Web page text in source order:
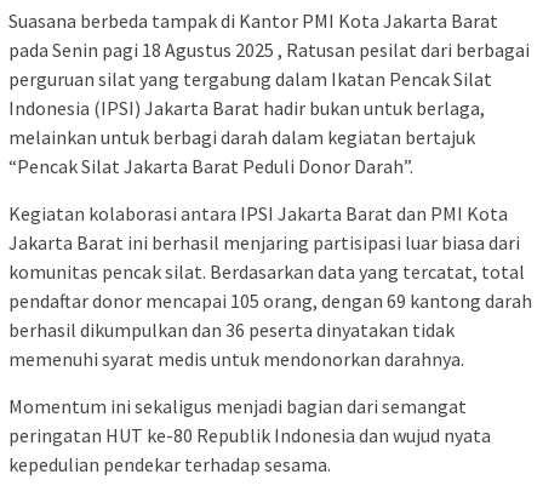
Suasana berbeda tampak di Kantor PMI Kota Jakarta Barat
pada Senin pagi 18 Agustus 2025 , Ratusan pesilat dari berbagai
perguruan silat yang tergabung dalam Ikatan Pencak Silat
Indonesia (IPSI) Jakarta Barat hadir bukan untuk berlaga,
melainkan untuk berbagi darah dalam kegiatan bertajuk
“Pencak Silat Jakarta Barat Peduli Donor Darah”.
Kegiatan kolaborasi antara IPSI Jakarta Barat dan PMI Kota
Jakarta Barat ini berhasil menjaring partisipasi luar biasa dari
komunitas pencak silat. Berdasarkan data yang tercatat, total
pendaftar donor mencapai 105 orang, dengan 69 kantong darah
berhasil dikumpulkan dan 36 peserta dinyatakan tidak
memenuhi syarat medis untuk mendonorkan darahnya.
Momentum ini sekaligus menjadi bagian dari semangat
peringatan HUT ke-80 Republik Indonesia dan wujud nyata
kepedulian pendekar terhadap sesama.